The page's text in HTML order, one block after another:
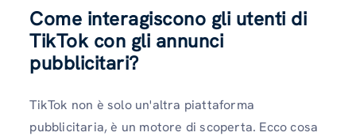
Come interagiscono gli utenti di
TikTok con gli annunci
pubblicitari?
TikTok non è solo un'altra piattaforma
pubblicitaria, è un motore di scoperta. Ecco cosa